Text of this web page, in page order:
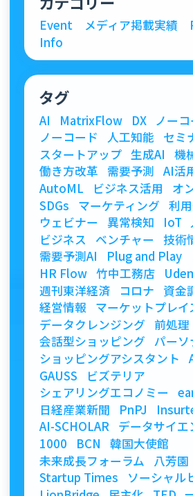
Event メディア掲載実績
Info
タグ
AI MatrixFlow DX
ノー
ノーコード
人工知能
セミ
スタートアップ 生成AI
機
働き方改革
需要予測 AI活
AutoML
ビジネス活用
オ
SDGs
マーケティング 利
ウェビナー
異常検知 IoT
ビジネス
ベンチャー
技術
需要予測AI
Plug and Play
HR Flow 竹中工務店
週刊東洋経済
コロナ
資金
経営情報 マーケットプレイ
データクレンジング 前処理
会話型ショッピング パーソ
ショッピングアシスタント
GAUSS
ビズテリア
シェアリングエコノミー
日経産業新聞
PnPJ
AI-SCHOLAR データサイエ
1000
BCN
韓国大使館
未来成長フォーラム
八芳園
Startup Times
ソーシャル